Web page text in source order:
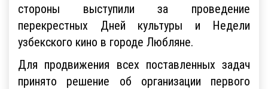
стороны выступили за проведение
перекрестных Дней культуры и Недели
узбекского кино в городе Любляне.
Для продвижения всех поставленных задач
принято решение об организации первого